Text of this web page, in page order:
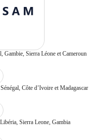
Gambie, Sierra Léone et Cameroun
Côte d’Ivoire et Madagascar
Sierra Leone, Gambia